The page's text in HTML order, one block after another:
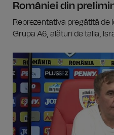
României din
Reprezentativa pregătită de
Grupa A6, alături de talia,